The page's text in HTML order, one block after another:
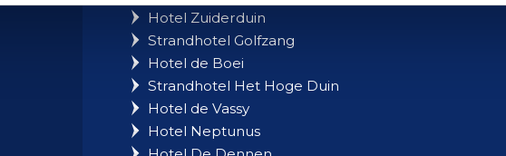
Hotel Zuiderduin
Strandhotel Golfzang
Hotel de Boei
Strandhotel Het Hoge Duin
Hotel de Vassy
Hotel Neptunus